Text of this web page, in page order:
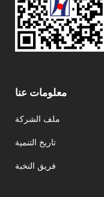
معلومات عنا
ملف الشركة
تاريخ التنمية
فريق النخبة